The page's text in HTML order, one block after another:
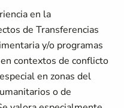
en la
de Transferencias
y/o programas
contextos de conflicto
en zonas del
o de